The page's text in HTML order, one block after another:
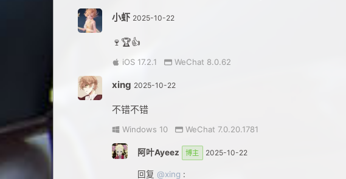
小虾 2025-10-22
🍷🏆👍
iOS 17.2.1 WeChat 8.0.62
xing 2025-10-22
不错不错
Windows 10 WeChat 7.0.20.1781
阿叶Ayeez 博主 2025-10-22
回复 @xing :